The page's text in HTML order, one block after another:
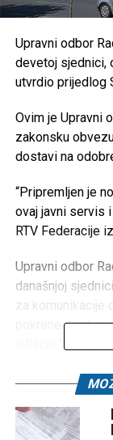
Upravni odbor
devetoj sjednici,
utvrdio prijedlog
Ovim je Upravni
zakonsku
dostavi na
“Pripremljen je
ovaj javni servis
RTV Federacije
Upravni odbor
današnjoj
za
pokrene
inflacije”,
Share